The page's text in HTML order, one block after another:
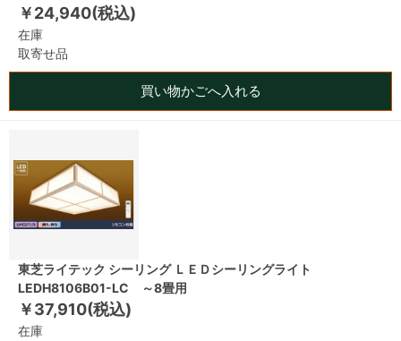
￥24,940(税込)
在庫
取寄せ品
買い物かごへ入れる
東芝ライテック シーリング ＬＥＤシーリングライト
LEDH8106B01-LC ～8畳用
￥37,910(税込)
在庫